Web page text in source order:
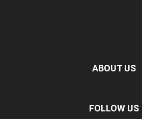
ABOUT US
FOLLOW US